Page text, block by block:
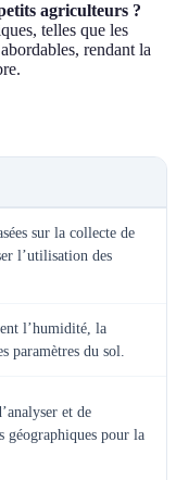
agriculteurs ?
telles que les
rendant la
sur la collecte de
l’utilisation des
l’humidité, la
paramètres du sol.
et de
géographiques pour la